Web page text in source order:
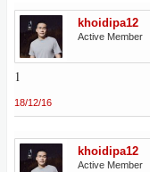
khoidipa12
Active Member
1
18/12/16
khoidipa12
Active Member